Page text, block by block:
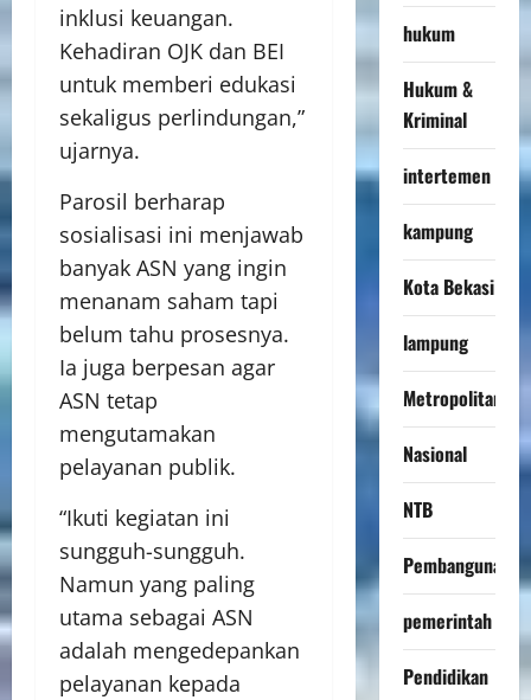
inklusi keuangan.
Kehadiran OJK dan BEI
untuk memberi edukasi
sekaligus perlindungan,”
ujarnya.
Parosil berharap
sosialisasi ini menjawab
banyak ASN yang ingin
menanam saham tapi
belum tahu prosesnya.
Ia juga berpesan agar
ASN tetap
mengutamakan
pelayanan publik.
“Ikuti kegiatan ini
sungguh-sungguh.
Namun yang paling
utama sebagai ASN
adalah mengedepankan
pelayanan kepada
hukum
Hukum &
Kriminal
intertemen
kampung
Kota Bekasi
lampung
Metropolitan
Nasional
NTB
Pembangunan
pemerintah
Pendidikan